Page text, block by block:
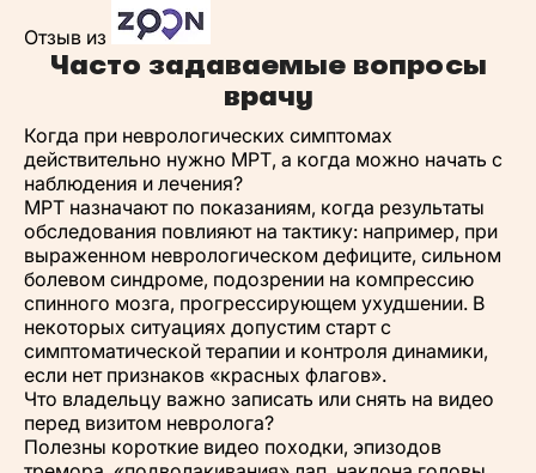
Отзыв из
Часто задаваемые вопросы
врачу
Когда при неврологических симптомах
действительно нужно МРТ, а когда можно начать с
наблюдения и лечения?
МРТ назначают по показаниям, когда результаты
обследования повлияют на тактику: например, при
выраженном неврологическом дефиците, сильном
болевом синдроме, подозрении на компрессию
спинного мозга, прогрессирующем ухудшении. В
некоторых ситуациях допустим старт с
симптоматической терапии и контроля динамики,
если нет признаков «красных флагов».
Что владельцу важно записать или снять на видео
перед визитом невролога?
Полезны короткие видео походки, эпизодов